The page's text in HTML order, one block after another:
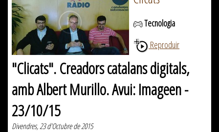
Tecnologia
Reproduir
"Clicats". Creadors catalans digitals,
amb Albert Murillo. Avui: Imageen -
23/10/15
Divendres, 23 d'Octubre de 2015